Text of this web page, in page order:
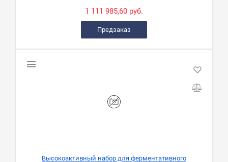
1 111 985,60 руб.
Предзаказ
Высокоактивный набор для ферментативного